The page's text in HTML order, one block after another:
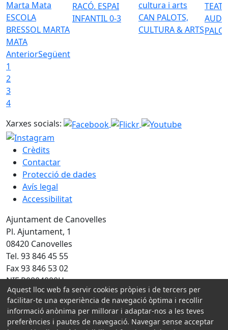
ESCOLA
BRESSOL MARTA
MATA
RACÓ. ESPAI
INFANTIL 0-3
CAN PALOTS,
CULTURA & ARTS
AnteriorSegüent
1
2
3
4
Xarxes socials:
Crèdits
Contactar
Protecció de dades
Avís legal
Accessibilitat
Ajuntament de Canovelles
Pl. Ajuntament, 1
08420 Canovelles
Tel. 93 846 45 55
Fax 93 846 53 02
NIF P0804000H
Amb la col·laboració de:
Aquest lloc web fa servir cookies pròpies i de tercers per
facilitar-te una experiència de navegació òptima i recollir
informació anònima per millorar i adaptar-nos a les teves
preferències i pautes de navegació. Navegar sense acceptar